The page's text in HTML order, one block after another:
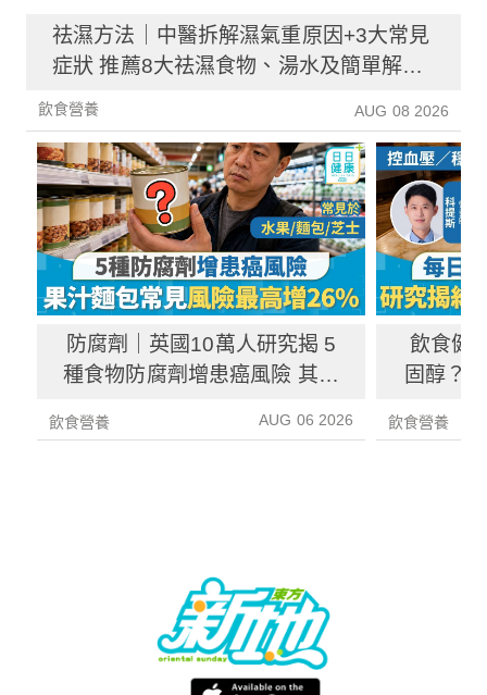
祛濕方法｜中醫拆解濕氣重原因+3大常見
症狀 推薦8大祛濕食物、湯水及簡單解決
方法！
飲食營養 AUG 08 2026
防腐劑｜英國10萬人研究揭 5
種食物防腐劑增患癌風險 其中
飲食營養 AUG 06 2026
飲食健
固醇？
飲食營養